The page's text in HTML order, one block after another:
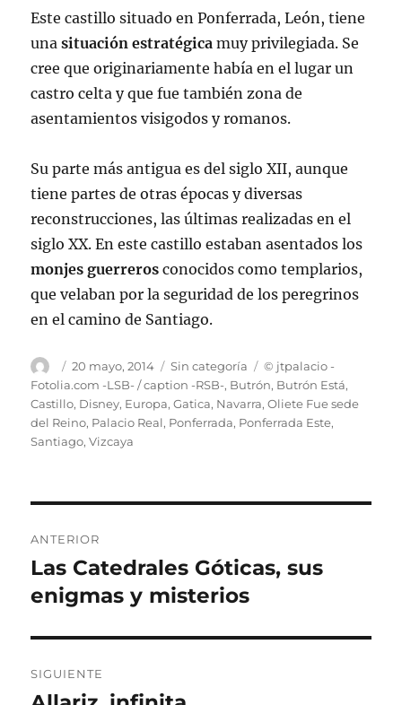
Este castillo situado en Ponferrada, León, tiene
unasituación estratégica muy privilegiada. Se
cree que originariamente había en el lugar un
castro celta y que fue también zona de
asentamientos visigodos y romanos.
Su parte más antigua es del siglo XII, aunque
tiene partes de otras épocas y diversas
reconstrucciones, las últimas realizadas en el
siglo XX. En este castillo estaban asentados los
monjes guerreros conocidos como templarios,
que velaban por la seguridad de los peregrinos
en el camino de Santiago.
Autor
Publicado
el
20 mayo, 2014 Categorías
Sin categoría Etiquetas
© jtpalacio -
Fotolia.com -LSB- / caption -RSB-, Butrón, Butrón Está,
Castillo, Disney, Europa,Gatica, Navarra,Oliete Fue sede
del Reino, Palacio Real, Ponferrada, Ponferrada Este,
Santiago,Vizcaya
de
entradas
ANTERIOR
Entrada
anterior:
Las Catedrales Góticas, sus
enigmas y misterios
SIGUIENTE
Entrada